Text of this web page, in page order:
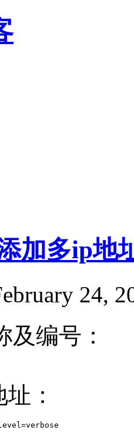
加多ip地
24,
及编号：
：